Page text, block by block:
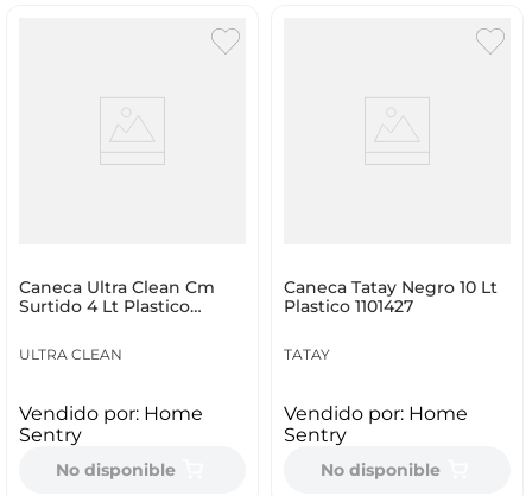
Caneca Ultra Clean Cm
Surtido 4 Lt Plastico
ULTRA CLEAN
Vendido por: Home
Sentry
No disponible
Caneca Tatay Negro 10 Lt
Plastico 1101427
TATAY
Vendido por: Home
Sentry
No disponible